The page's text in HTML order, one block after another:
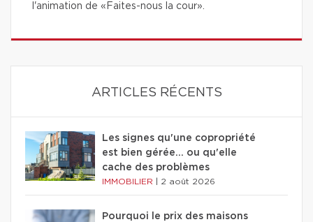
l'animation de «Faites-nous la cour».
ARTICLES RÉCENTS
Les signes qu'une copropriété
est bien gérée… ou qu'elle
cache des problèmes
IMMOBILIER 2 août 2026
Pourquoi le prix des maisons